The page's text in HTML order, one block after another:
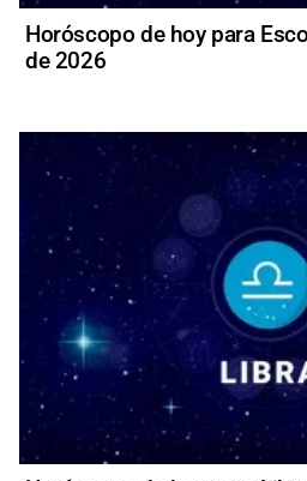
Horóscopo de hoy para
de 2026